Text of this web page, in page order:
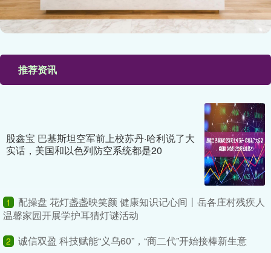
推荐资讯
股鑫宝 巴基斯坦空军前上校苏丹·哈利说了大
实话，美国和以色列防空系统都是20
1
配操盘 花灯盏盏映笑颜 健康知识记心间丨岳各庄村残疾人
温馨家园开展学护耳猜灯谜活动
2 诚信双盈 科技赋能“义乌60”，“商二代”开始接棒新生意